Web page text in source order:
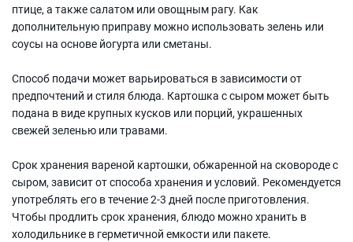
птице, а также салатом или овощным рагу. Как
дополнительную приправу можно использовать зелень или
соусы на основе йогурта или сметаны.
Способ подачи может варьироваться в зависимости от
предпочтений и стиля блюда. Картошка с сыром может быть
подана в виде крупных кусков или порций, украшенных
свежей зеленью или травами.
Срок хранения вареной картошки, обжаренной на сковороде с
сыром, зависит от способа хранения и условий. Рекомендуется
употреблять его в течение 2-3 дней после приготовления.
Чтобы продлить срок хранения, блюдо можно хранить в
холодильнике в герметичной емкости или пакете.